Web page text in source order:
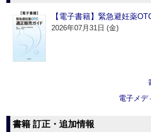
【電子書籍】緊急避妊薬
2026年07月31日 (金)
電子メデ
書籍 訂正・追加情報